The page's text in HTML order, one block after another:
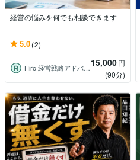
経営の悩みを何でも相談できます
5.0(2)
Hiro 経営戦略アドバイザー 15,000円
(90分)